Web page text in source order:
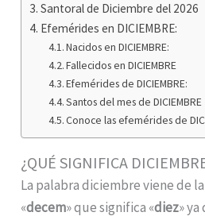
Santoral de Diciembre del 2026
Efemérides en DICIEMBRE:
Nacidos en DICIEMBRE:
Fallecidos en DICIEMBRE
Efemérides de DICIEMBRE:
Santos del mes de DICIEMBRE
Conoce las efemérides de
¿QUÉ SIGNIFICA
La palabra diciembre viene de
«decem» que significa «diez»